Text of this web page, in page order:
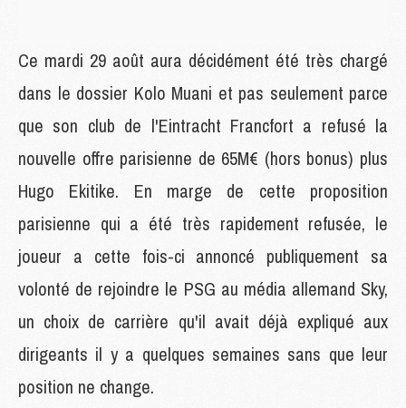
Ce mardi 29 août aura décidément été très chargé
dans le dossier Kolo Muani et pas seulement parce
que son club de l'Eintracht Francfort a refusé la
nouvelle offre parisienne de 65M€ (hors bonus) plus
Hugo Ekitike. En marge de cette proposition
parisienne qui a été très rapidement refusée, le
joueur a cette fois-ci annoncé publiquement sa
volonté de rejoindre le PSG au média allemand Sky,
un choix de carrière qu'il avait déjà expliqué aux
dirigeants il y a quelques semaines sans que leur
position ne change.